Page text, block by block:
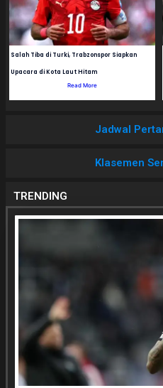
Salah Tiba di Turki, Trabzonspor Siapkan
Upacara di Kota Laut Hitam
Read More
Jadwal
Klasemen
TRENDING